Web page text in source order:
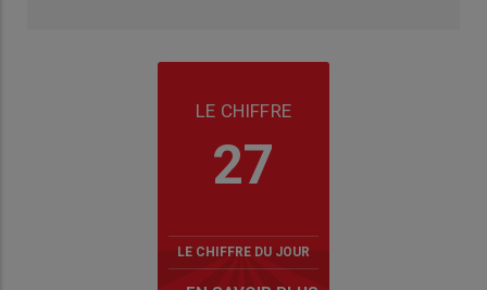
LE CHIFFRE
27
LE CHIFFRE DU JOUR